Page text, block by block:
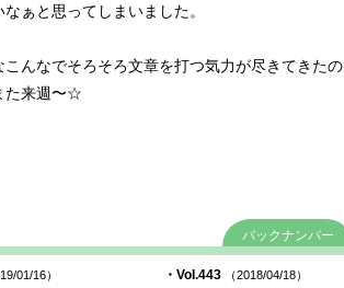
ぁと思ってしまいました。
こんなでそろそろ文章を打つ気力が尽きてきた
た来週〜☆
バックナンバー
01/16） ・Vol.443 （2018/04/18）